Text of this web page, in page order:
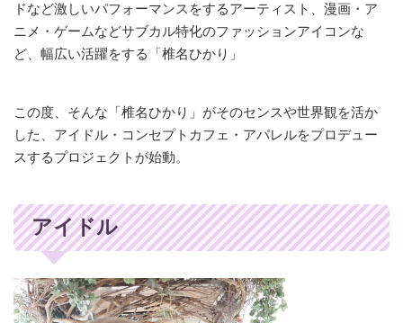
ドなど激しいパフォーマンスをするアーティスト、漫画・ア
ニメ・ゲームなどサブカル特化のファッションアイコンな
ど、幅広い活躍をする「椎名ひかり」
この度、そんな「椎名ひかり」がそのセンスや世界観を活か
した、アイドル・コンセプトカフェ・アパレルをプロデュー
スするプロジェクトが始動。
アイドル